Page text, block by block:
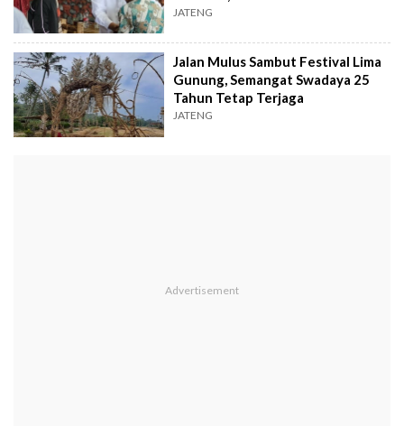
Pengunjung
JATENG
Jalan Mulus Sambut Festival Lima
Gunung, Semangat Swadaya 25
Tahun Tetap Terjaga
JATENG